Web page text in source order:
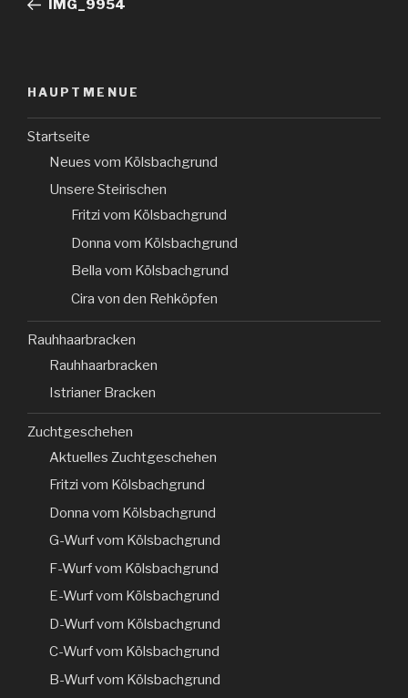
IMG_9954
HAUPTMENUE
Startseite
Neues vom Kölsbachgrund
Unsere Steirischen
Fritzi vom Kölsbachgrund
Donna vom Kölsbachgrund
Bella vom Kölsbachgrund
Cira von den Rehköpfen
Rauhhaarbracken
Rauhhaarbracken
Istrianer Bracken
Zuchtgeschehen
Aktuelles Zuchtgeschehen
Fritzi vom Kölsbachgrund
Donna vom Kölsbachgrund
G-Wurf vom Kölsbachgrund
F-Wurf vom Kölsbachgrund
E-Wurf vom Kölsbachgrund
D-Wurf vom Kölsbachgrund
C-Wurf vom Kölsbachgrund
B-Wurf vom Kölsbachgrund